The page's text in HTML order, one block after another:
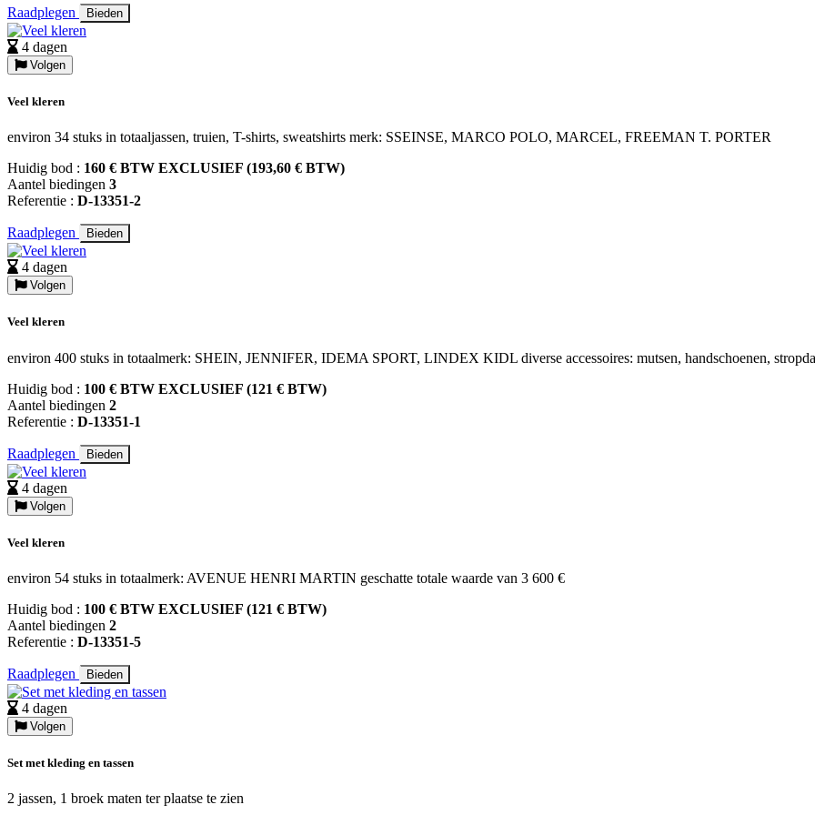
Raadplegen Bieden
4 dagen
Volgen
Veel kleren
environ 34 stuks in totaaljassen, truien, T-shirts, sweatshirts merk: SSEINSE, MARCO POLO, MARCEL, FREEMAN T. PORTER
Huidig bod : 160 € BTW EXCLUSIEF (193,60 € BTW)
Aantel biedingen 3
Referentie : D-13351-2
Raadplegen Bieden
4 dagen
Volgen
Veel kleren
environ 400 stuks in totaalmerk: SHEIN, JENNIFER, IDEMA SPORT, LINDEX KIDL diverse accessoires: mutsen, handschoenen,
Huidig bod : 100 € BTW EXCLUSIEF (121 € BTW)
Aantel biedingen 2
Referentie : D-13351-1
Raadplegen Bieden
4 dagen
Volgen
Veel kleren
environ 54 stuks in totaalmerk: AVENUE HENRI MARTIN geschatte totale waarde van 3 600 €
Huidig bod : 100 € BTW EXCLUSIEF (121 € BTW)
Aantel biedingen 2
Referentie : D-13351-5
Raadplegen Bieden
4 dagen
Volgen
Set met kleding en tassen
2 jassen, 1 broek maten ter plaatse te zien